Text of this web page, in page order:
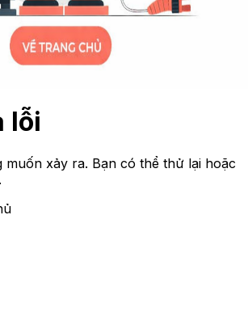
lỗi
muốn xảy ra. Bạn có thể thử lại hoặc